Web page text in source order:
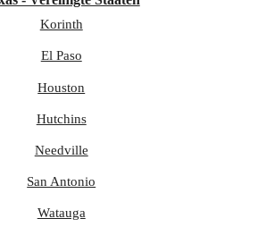
Korinth
El Paso
Houston
Hutchins
Needville
San Antonio
Watauga